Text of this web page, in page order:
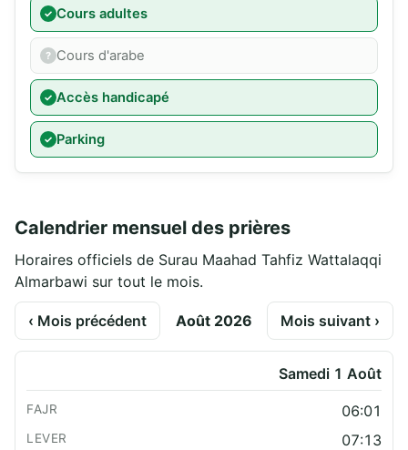
Cours adultes
Cours d'arabe
Accès handicapé
Parking
Calendrier mensuel des prières
Horaires officiels de Surau Maahad Tahfiz Wattalaqqi
Almarbawi sur tout le mois.
‹ Mois précédent Août 2026 Mois suivant ›
Samedi 1 Août
06:01
07:13